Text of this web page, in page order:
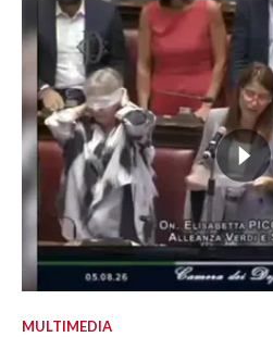
MULTIMEDIA